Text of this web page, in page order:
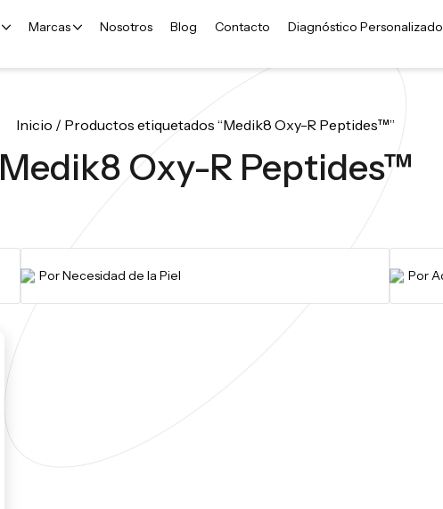
Marcas Nosotros Blog Contacto Diagnóstico Personalizado
Inicio / Productos etiquetados “Medik8 Oxy-R Peptides™”
Medik8 Oxy-R Peptides™